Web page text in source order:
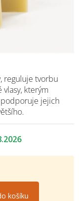
reguluje tvorbu
vlasy, kterým
podporuje jejich
košíku